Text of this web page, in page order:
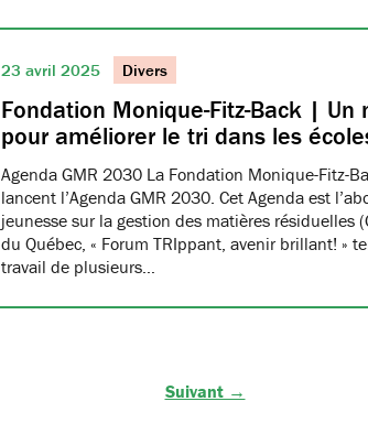
23 avril 2025 Divers
Fondation Monique-Fitz-Back |
pour améliorer le tri dans les
Agenda GMR 2030 La Fondation Monique-Fitz-
lancent l’Agenda GMR 2030. Cet Agenda est
jeunesse sur la gestion des matières résiduelles
du Québec, « Forum TRIppant, avenir brillant! »
travail de plusieurs…
Suivant →